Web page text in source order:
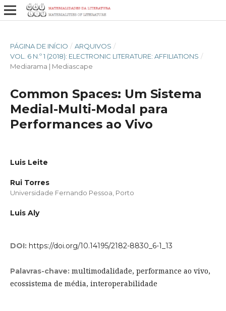
PÁGINA DE INÍCIO / ARQUIVOS /
VOL. 6 N.º 1 (2018): ELECTRONIC LITERATURE: AFFILIATIONS /
Mediarama | Mediascape
Common Spaces: Um Sistema
Medial-Multi-Modal para
Performances ao Vivo
Luis Leite
Rui Torres
Universidade Fernando Pessoa, Porto
Luis Aly
DOI: https://doi.org/10.14195/2182-8830_6-1_13
Palavras-chave: multimodalidade, performance ao vivo,
ecossistema de média, interoperabilidade